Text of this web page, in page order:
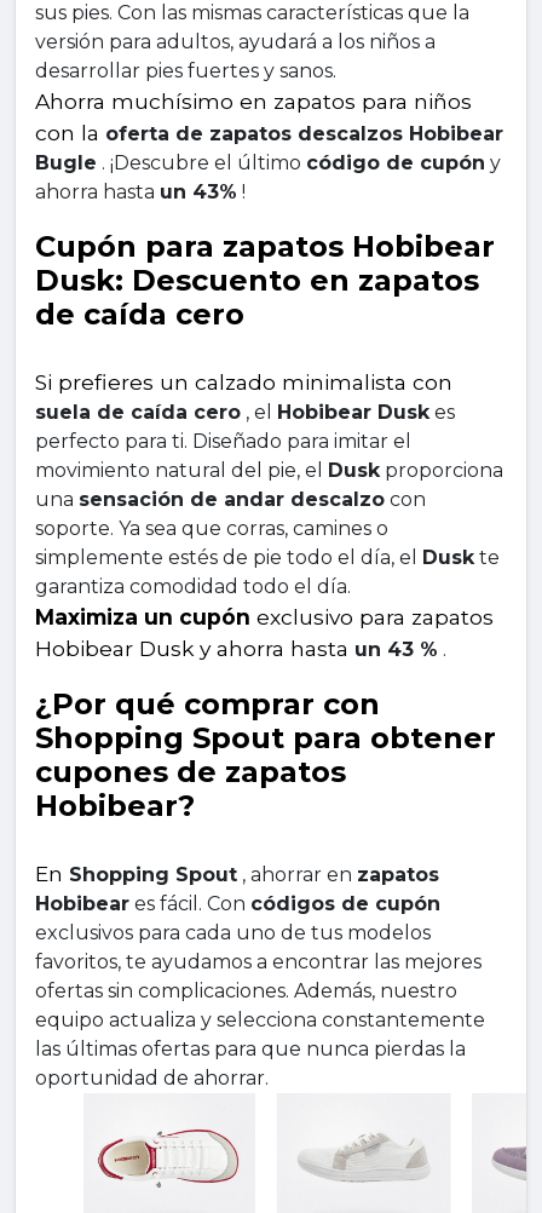
sus pies. Con las mismas características que la
versión para adultos, ayudará a los niños a
desarrollar pies fuertes y sanos.
Ahorra muchísimo en zapatos para niños
con la oferta de zapatos descalzos Hobibear
Bugle . ¡Descubre el último código de cupón y
ahorra hasta un 43% !
Cupón para zapatos Hobibear
Dusk: Descuento en zapatos
de caída cero
suela de caída cero , el Hobibear Dusk es
perfecto para ti. Diseñado para imitar el
movimiento natural del pie, el Dusk proporciona
una sensación de andar descalzo con
soporte. Ya sea que corras, camines o
simplemente estés de pie todo el día, el Dusk te
garantiza comodidad todo el día.
Maximiza un cupón exclusivo para zapatos
Hobibear Dusk y ahorra hasta un 43 % .
¿Por qué comprar con
Shopping Spout para obtener
cupones de zapatos
Hobibear?
En Shopping Spout , ahorrar en zapatos
Hobibear es fácil. Con códigos de cupón
exclusivos para cada uno de tus modelos
favoritos, te ayudamos a encontrar las mejores
ofertas sin complicaciones. Además, nuestro
equipo actualiza y selecciona constantemente
las últimas ofertas para que nunca pierdas la
oportunidad de ahorrar.